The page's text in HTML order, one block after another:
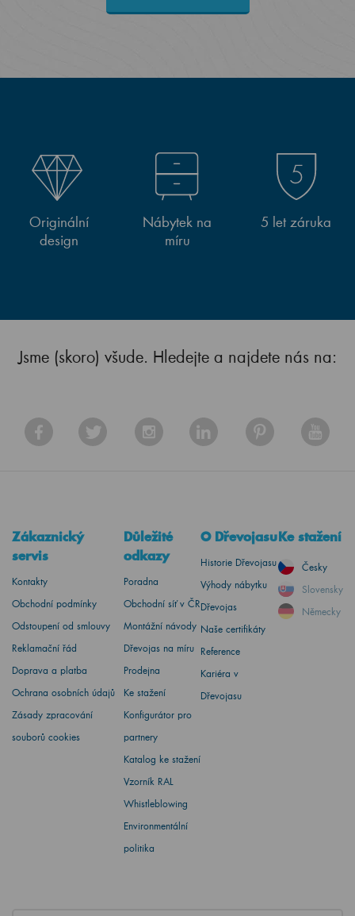
Originální
design
Nábytek na
míru
5 let záruka
Jsme (skoro) všude. Hledejte a najdete nás na:
Zákaznický
servis
Kontakty
Obchodní podmínky
Odstoupení od smlouvy
Reklamační řád
Doprava a platba
Ochrana osobních údajů
Zásady zpracování
souborů cookies
Důležité
odkazy
Poradna
Obchodní síť v ČR
Montážní návody
Dřevojas na míru
Prodejna
Ke stažení
Konfigurátor pro
partnery
Katalog ke stažení
Vzorník RAL
Whistleblowing
Environmentální
politika
O Dřevojasu
Historie Dřevojasu
Výhody nábytku
Dřevojas
Naše certifikáty
Reference
Kariéra v
Dřevojasu
Ke stažení
Česky
Slovensky
Německy